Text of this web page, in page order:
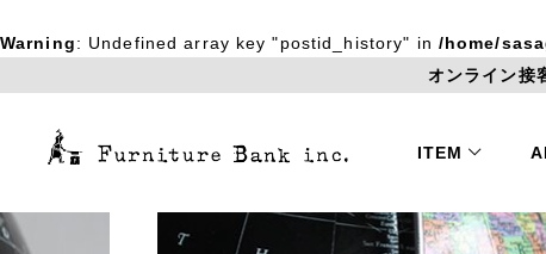
Warning: Undefined array key "postid_history" in /home/
オンライン接
ITEM